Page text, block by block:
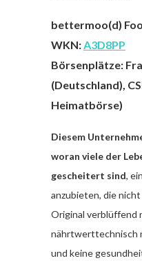
bettermoo(d)
WKN:A3D8PP
Börsenplätze:
(Deutschland),
Heimatbörse)
Diesem
woran viele der
gescheitert sind,
anzubieten, die
Original verblüffend
nährtwerttechnisch
und keine